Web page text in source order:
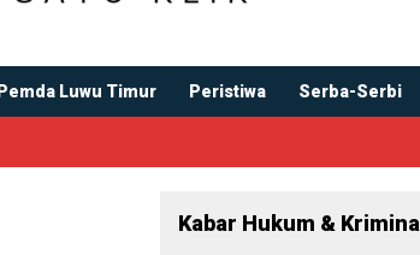
Pemda Luwu Timur Peristiwa Serba-Serbi
Kabar Hukum & Kriminal